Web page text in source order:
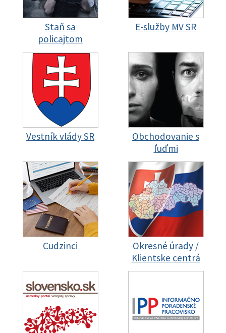
Staň sa
policajtom
E-služby MV SR
Vestník vlády SR
Obchodovanie s
ľuďmi
Cudzinci
Okresné úrady /
Klientske centrá